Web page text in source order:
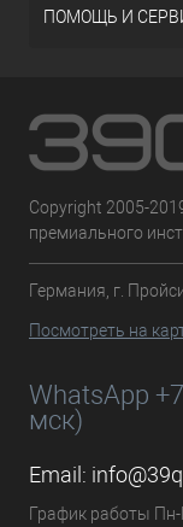
ПОМОЩЬ И
Copyright 2005-
премиального
Германия, г.
Посмотреть на
WhatsApp
мск)
Email:
График работы Пн-